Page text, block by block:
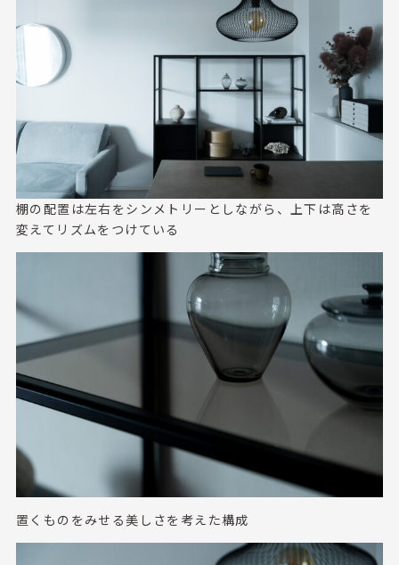
棚の配置は左右をシンメトリーとしながら、上下は高さを
変えてリズムをつけている
置くものをみせる美しさを考えた構成